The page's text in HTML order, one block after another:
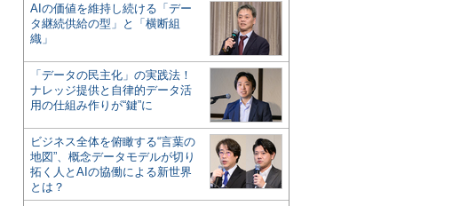
AIの価値を維持し続ける「デー
タ継続供給の型」と「横断組
織」
「データの民主化」の実践法！
ナレッジ提供と自律的データ活
用の仕組み作りが“鍵”に
ビジネス全体を俯瞰する“言葉の
地図”、概念データモデルが切り
拓く人とAIの協働による新世界
とは？